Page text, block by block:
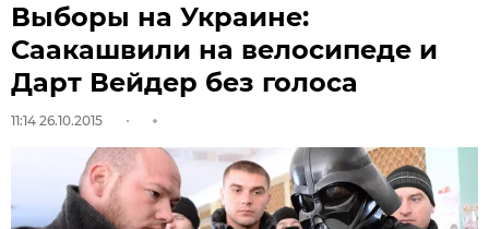
Выборы на Украине:
Саакашвили на велосипеде и
Дарт Вейдер без голоса
11:14 26.10.2015